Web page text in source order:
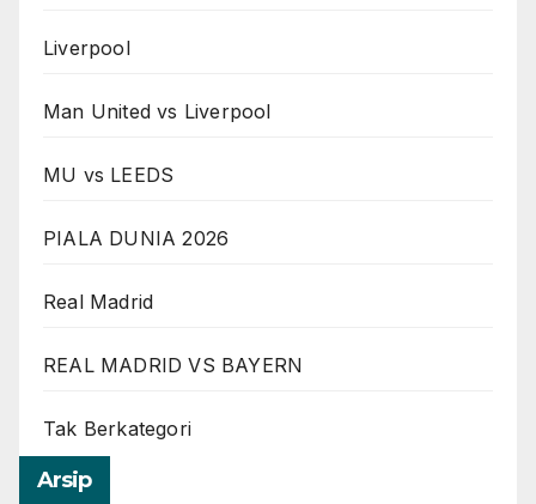
Liverpool
Man United vs Liverpool
MU vs LEEDS
PIALA DUNIA 2026
Real Madrid
REAL MADRID VS BAYERN
Tak Berkategori
Arsip